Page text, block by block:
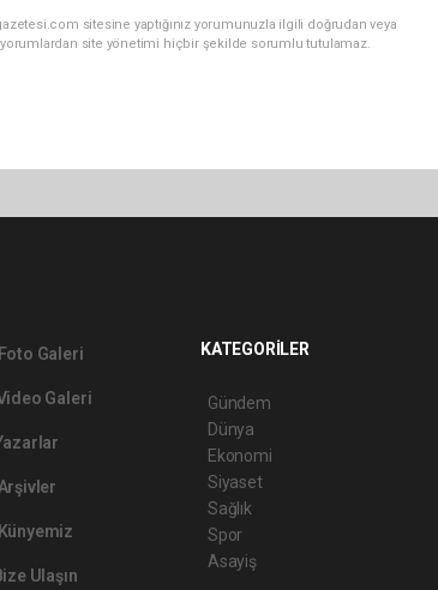
sitesine yaptığınız yorumunuzla ilgili doğrudan veya
yorumlardan site yönetimi hiçbir şekilde sorumlu tutulamaz.
Foto Galeri
Galeri
Arşivler
Künyemiz
Ulaşın
KATEGORİLER
Gündem
Dünya
Ekonomi
Siyaset
Sağlık
Spor
Asayiş